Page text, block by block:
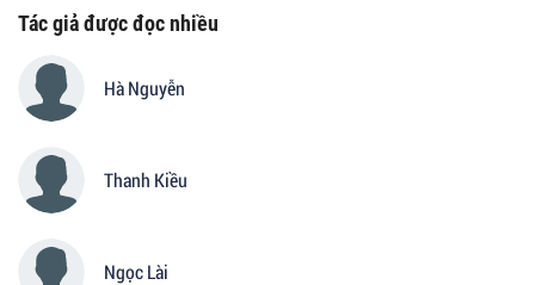
Tác giả được đọc nhiều
Hà Nguyễn
Thanh Kiều
Ngọc Lài